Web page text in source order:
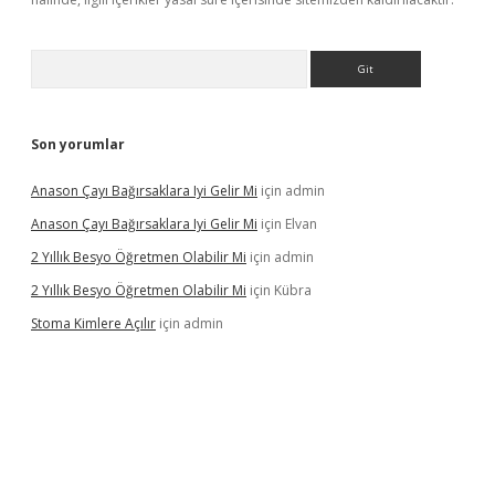
Son yorumlar
Anason Çayı Bağırsaklara Iyi Gelir Mi için admin
Anason Çayı Bağırsaklara Iyi Gelir Mi için Elvan
2 Yıllık Besyo Öğretmen Olabilir Mi için admin
2 Yıllık Besyo Öğretmen Olabilir Mi için Kübra
Stoma Kimlere Açılır için admin